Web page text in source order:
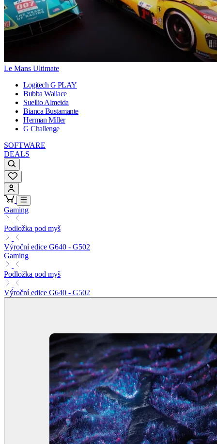
Le Mans Ultimate
Logitech G PLAY
Bubba Wallace
Suellio Almeida
Bianca Bustamante
Herman Miller
G Challenge
SOFTWARE
DEALS
Gaming
Podložka pod myš
Výroční edice G640 - G502
Gaming
Podložka pod myš
Výroční edice G640 - G502